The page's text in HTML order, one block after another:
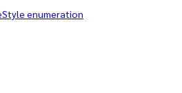
enumeration